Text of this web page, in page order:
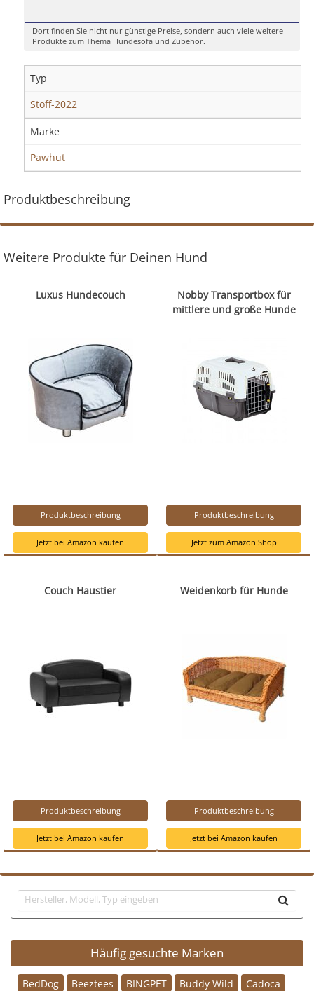
Dort finden Sie nicht nur günstige Preise, sondern auch viele weitere
Produkte zum Thema Hundesofa und Zubehör.
Typ
Stoff-2022
Marke
Pawhut
Produktbeschreibung
Weitere Produkte für Deinen Hund
Luxus Hundecouch
Produktbeschreibung
Jetzt bei Amazon kaufen
Nobby Transportbox für
mittlere und große Hunde
Produktbeschreibung
Jetzt zum Amazon Shop
Couch Haustier
Produktbeschreibung
Jetzt bei Amazon kaufen
Weidenkorb für Hunde
Produktbeschreibung
Jetzt bei Amazon kaufen
Häufig gesuchte Marken
BedDog Beeztees BINGPET Buddy Wild
Cadoca